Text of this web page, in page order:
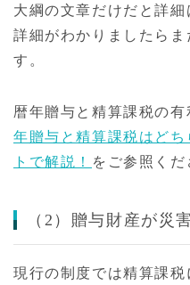
大綱の文章だけだと詳
詳細がわかりましたら
す。
暦年贈与と精算課税の有
年贈与と精算課税はど
トで解説！
をご参照くだ
（2）贈与財産が災
現行の制度では精算課